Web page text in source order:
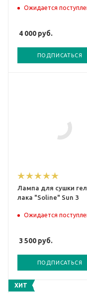
Ожидается
4 000 руб.
ПОДПИСАТЬСЯ
Лампа для сушки
лака "Soline" Sun 3
Ожидается
3 500 руб.
ПОДПИСАТЬСЯ
ХИТ